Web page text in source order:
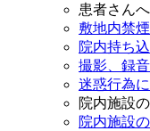
患者さん
敷地内禁
院内持ち
撮影、録
迷惑行為
院内施設
院内施設